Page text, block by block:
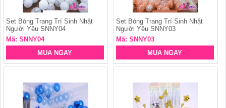
Set Bóng Trang Trí Sinh Nhật
Người Yêu SNNY04
Mã: SNNY04
MUA NGAY
Set Bóng Trang Trí Sinh Nhật
Người Yêu SNNY03
Mã: SNNY03
MUA NGAY